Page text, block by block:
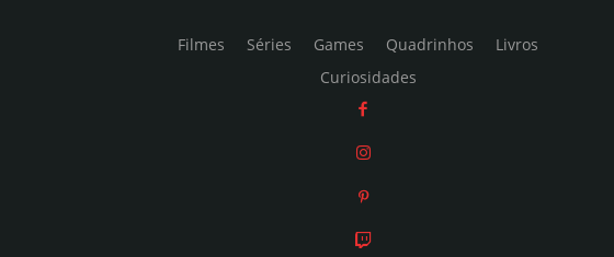
Filmes Séries Games Quadrinhos
Livros
Curiosidades